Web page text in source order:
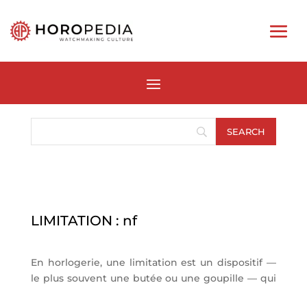
LIMITATION : nf
En horlogerie, une limitation est un dispositif —
le plus souvent une butée ou une goupille — qui